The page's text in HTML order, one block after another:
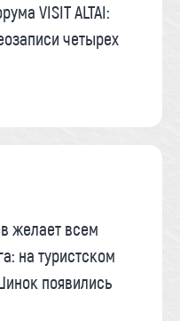
VISIT ALTAI:
четырех
желает всем
на туристском
появились